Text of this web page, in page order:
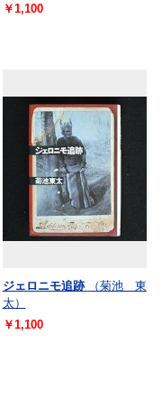
￥1,100
ジェロニモ追跡
（菊池 東
太）
￥1,100